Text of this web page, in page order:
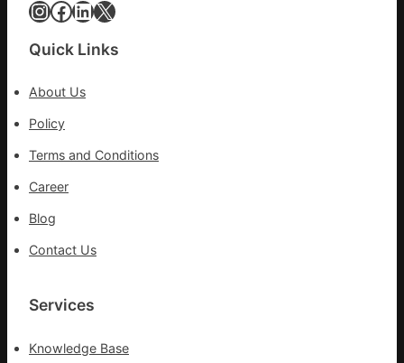
InstagramFacebook LinkedIn X
Quick Links
About Us
Policy
Terms and Conditions
Career
Blog
Contact Us
Services
Knowledge Base